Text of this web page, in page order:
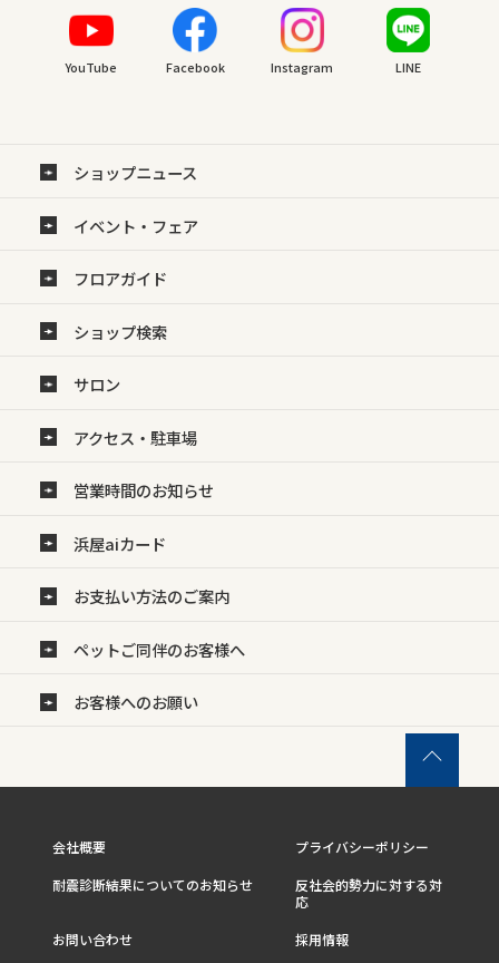
YouTube Facebook Instagram LINE
ショップニュース
イベント・フェア
フロアガイド
ショップ検索
サロン
アクセス・駐車場
営業時間のお知らせ
浜屋aiカード
お支払い方法のご案内
ペットご同伴のお客様へ
お客様へのお願い
会社概要
プライバシーポリシー
耐震診断結果についてのお知らせ
反社会的勢力に対する対
応
お問い合わせ
採用情報